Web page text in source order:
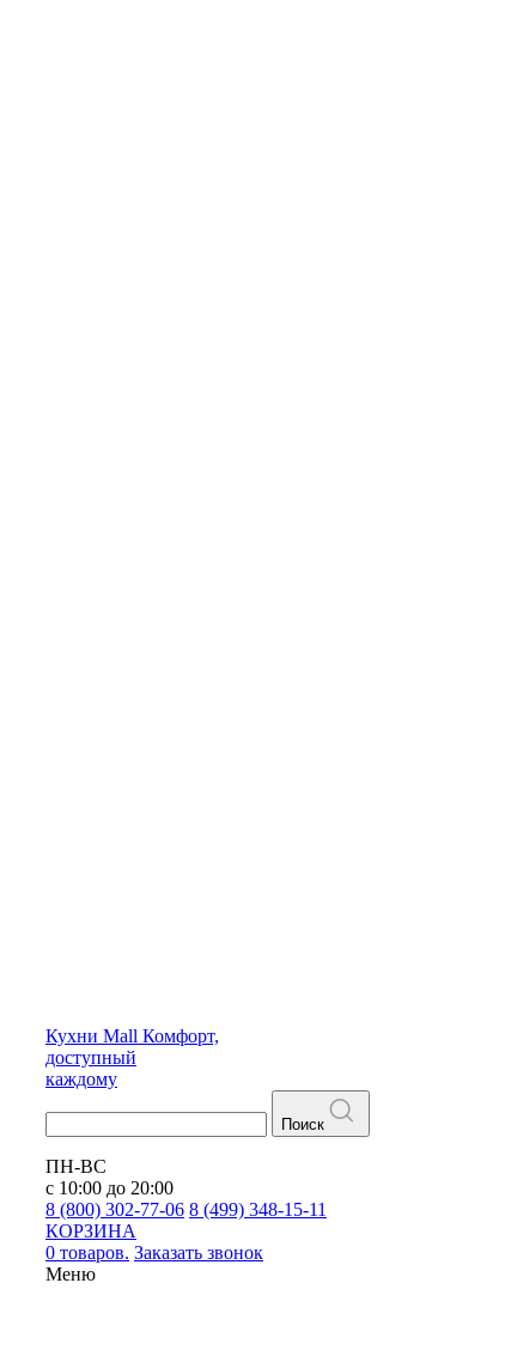
Кухни Mall Комфорт,
доступный
каждому
Поиск
ПН-ВС
с 10:00 до 20:00
8 (800) 302-77-06 8 (499) 348-15-11
КОРЗИНА
0 товаров. Заказать звонок
Меню